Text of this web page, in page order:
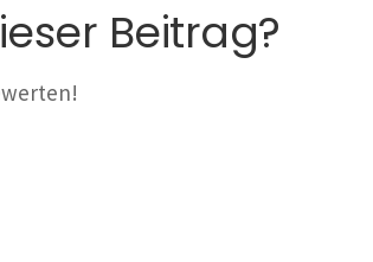
Beitrag?